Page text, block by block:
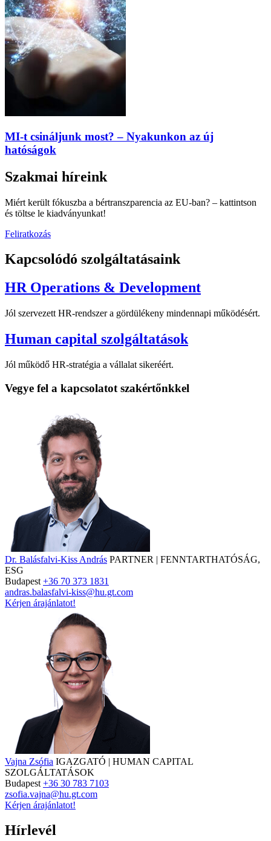
MI-t csináljunk most? – Nyakunkon az új
hatóságok
Szakmai híreink
Miért került fókuszba a bértranszparencia az EU-ban? – kattintson
és töltse le kiadványunkat!
Feliratkozás
Kapcsolódó szolgáltatásaink
HR Operations & Development
Jól szervezett HR-rendszer a gördülékeny mindennapi működésért.
Human capital szolgáltatások
Jól működő HR-stratégia a vállalat sikeréért.
Vegye fel a kapcsolatot szakértőnkkel
Dr. Balásfalvi-Kiss András PARTNER | FENNTARTHATÓSÁG,
ESG
Budapest +36 70 373 1831
andras.balasfalvi-kiss@hu.gt.com
Kérjen árajánlatot!
Vajna Zsófia IGAZGATÓ | HUMAN CAPITAL
SZOLGÁLTATÁSOK
Budapest +36 30 783 7103
zsofia.vajna@hu.gt.com
Kérjen árajánlatot!
Hírlevél